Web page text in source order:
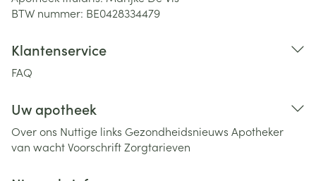
BTW nummer: BE0428334479
Klantenservice
FAQ
Uw apotheek
Over ons Nuttige links Gezondheidsnieuws Apotheker
van wachtVoorschriftZorgtarieven